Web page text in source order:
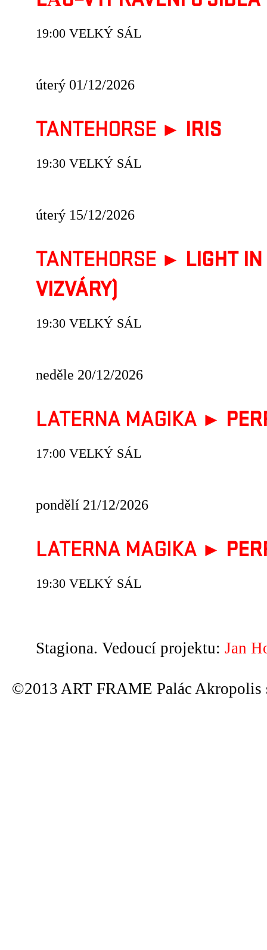
19:00 VELKÝ SÁL
úterý 01/12/2026
TANTEHORSE ► IRIS
19:30 VELKÝ SÁL
úterý 15/12/2026
TANTEHORSE ► LIGHT
VIZVÁRY)
19:30 VELKÝ SÁL
neděle 20/12/2026
LATERNA MAGIKA ►
17:00 VELKÝ SÁL
pondělí 21/12/2026
LATERNA MAGIKA ►
19:30 VELKÝ SÁL
Stagiona. Vedoucí projektu: Jan
©2013 ART FRAME Palác Akropolis